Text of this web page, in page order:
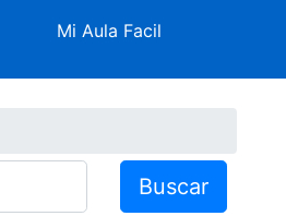
Mi Aula Facil
Buscar